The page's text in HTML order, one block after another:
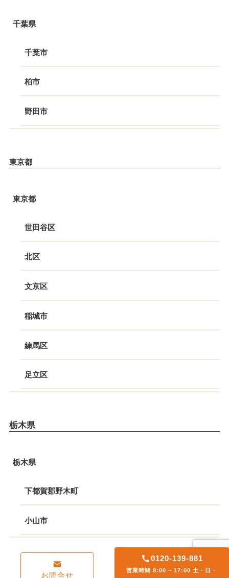
千葉県
千葉市
柏市
野田市
東京都
東京都
世田谷区
北区
文京区
稲城市
練馬区
足立区
栃木県
栃木県
下都賀郡野木町
小山市
お問合せ
0120-139-881
営業時間 8:00 ~ 17:00 土・日・